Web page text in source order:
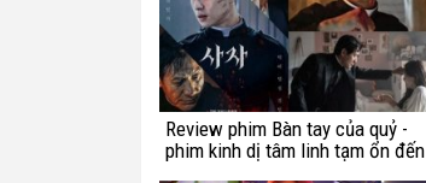
Review phim Bàn tay của quỷ -
phim kinh dị tâm linh tạm ổn đến